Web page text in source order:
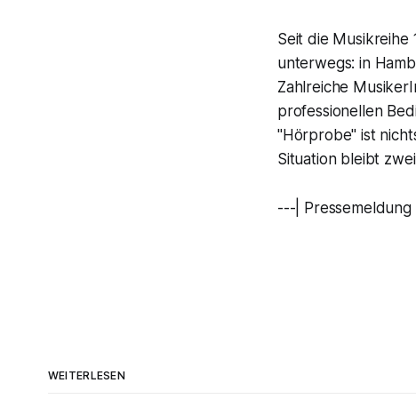
Seit die
unterwegs: in
Zahlreiche
professionellen
"Hörprobe" ist
Situation bleibt
---|
WEITERLESEN